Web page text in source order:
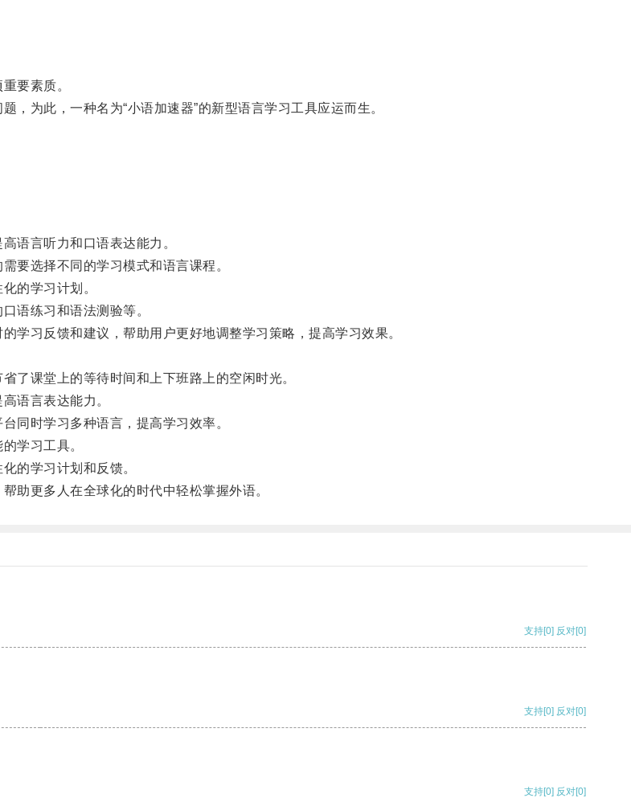
要素质。
为此，一种名为“小语加速器”的新型语言学习工具应运而生。
语言听力和口语表达能力。
选择不同的学习模式和语言课程。
的学习计划。
语练习和语法测验等。
习反馈和建议，帮助用户更好地调整学习策略，提高学习效果。
课堂上的等待时间和上下班路上的空闲时光。
语言表达能力。
时学习多种语言，提高学习效率。
学习工具。
的学习计划和反馈。
更多人在全球化的时代中轻松掌握外语。
支持[0] 反对[0]
支持[0] 反对[0]
支持[0] 反对[0]